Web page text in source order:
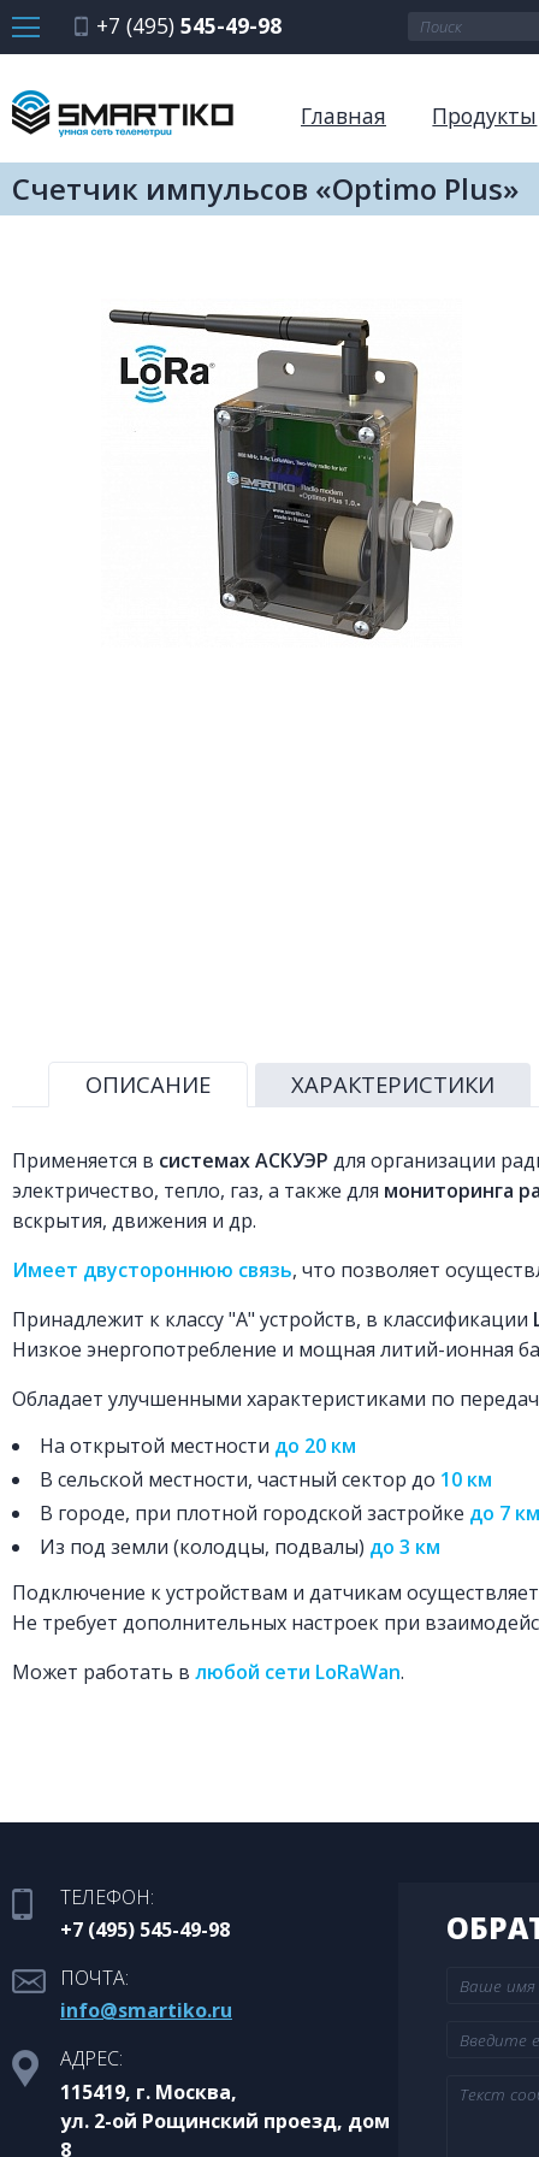
+7 (495) 545-49-98
Главная Продукты
Счетчик импульсов «Optimo Plus»
ОПИСАНИЕ ХАРАКТЕРИСТИКИ
Применяется в системах АСКУЭР для организации
электричество, тепло, газ, а также для мониторинга
вскрытия, движения и др.
Имеет двустороннюю связь, что позволяет
Принадлежит к классу "А" устройств, в классификации
Низкое энергопотребление и мощная литий-ионная
Обладает улучшенными характеристиками по
На открытой местности до 20 км
В сельской местности, частный сектор до 10 км
В городе, при плотной городской застройке до 7 км
Из под земли (колодцы, подвалы) до 3 км
Подключение к устройствам и датчикам
Не требует дополнительных настроек при
Может работать в любой сети LoRaWan.
ТЕЛЕФОН:
+7 (495) 545-49-98
ПОЧТА:
info@smartiko.ru
АДРЕС:
115419, г. Москва,
ул. 2-ой Рощинский проезд, дом
8